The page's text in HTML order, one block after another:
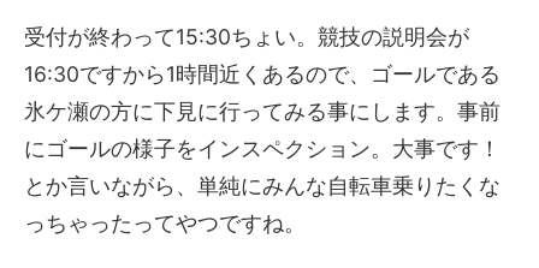
受付が終わって15:30ちょい。競技の説明会が
16:30ですから1時間近くあるので、ゴールである
氷ケ瀬の方に下見に行ってみる事にします。事前
にゴールの様子をインスペクション。大事です！
とか言いながら、単純にみんな自転車乗りたくな
っちゃったってやつですね。